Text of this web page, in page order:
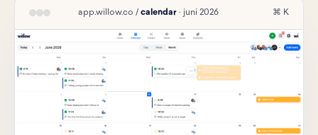
app.willow.co / calendar · juni 2026 ⌘ K